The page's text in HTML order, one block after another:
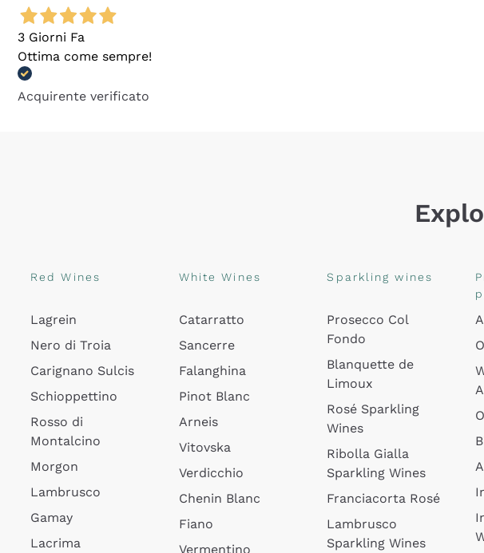
3 Giorni Fa
Ottima come sempre!
Acquirente verificato
Red Wines
Lagrein
Nero di Troia
Carignano Sulcis
Schioppettino
Rosso di
Montalcino
Morgon
Lambrusco
Gamay
Lacrima
White Wines
Catarratto
Sancerre
Falanghina
Pinot Blanc
Arneis
Vitovska
Verdicchio
Chenin Blanc
Fiano
Vermentino
Sparkling wines
Prosecco Col
Fondo
Blanquette de
Limoux
Rosé Sparkling
Wines
Ribolla Gialla
Sparkling Wines
Franciacorta Rosé
Lambrusco
Sparkling Wines